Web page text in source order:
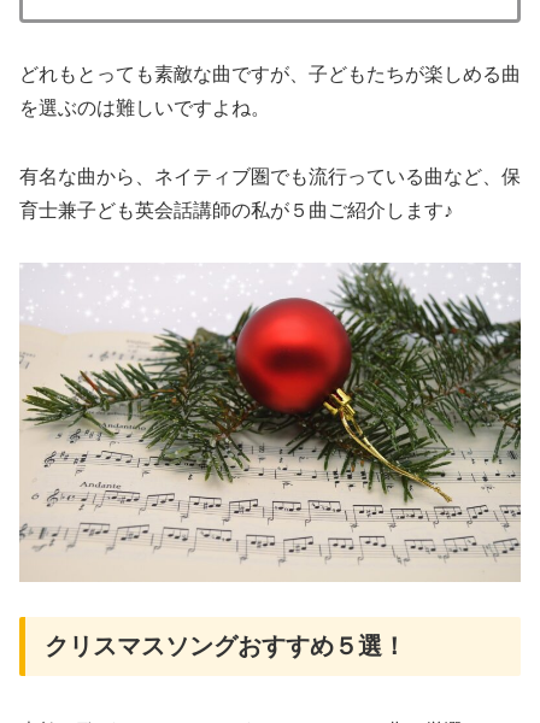
どれもとっても素敵な曲ですが、子どもたちが楽しめる曲
を選ぶのは難しいですよね。
有名な曲から、ネイティブ圏でも流行っている曲など、保
育士兼子ども英会話講師の私が５曲ご紹介します♪
クリスマスソングおすすめ５選！